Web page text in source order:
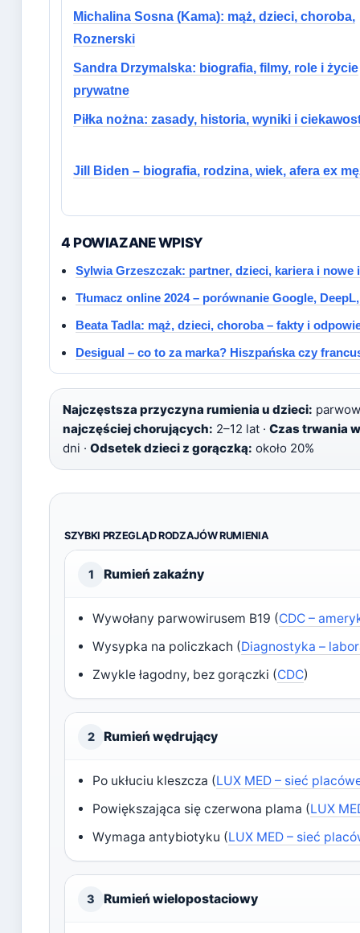
Michalina Sosna (Kama): mąż, dzieci, choroba,
Roznerski
Sandra Drzymalska: biografia, filmy, role i życie
prywatne
Piłka nożna: zasady, historia, wyniki i
Jill Biden – biografia, rodzina, wiek, afera ex
4 POWIAZANE WPISY
Sylwia Grzeszczak: partner, dzieci, kariera i nowe
Tłumacz online 2024 – porównanie Google,
Beata Tadla: mąż, dzieci, choroba – fakty i
Desigual – co to za marka? Hiszpańska czy
Najczęstsza przyczyna rumienia u dzieci:
najczęściej chorujących: 2–12 lat · Czas trwania
dni · Odsetek dzieci z gorączką: około 20%
SZYBKI PRZEGLĄD RODZAJÓW RUMIENIA
1 Rumień zakaźny
Wywołany parwowirusem B19 (CDC –
Wysypka na policzkach (Diagnostyka –
Zwykle łagodny, bez gorączki (CDC)
2 Rumień wędrujący
Po ukłuciu kleszcza (LUX MED – sieć
Powiększająca się czerwona plama (LUX
Wymaga antybiotyku (LUX MED – sieć
3 Rumień wielopostaciowy